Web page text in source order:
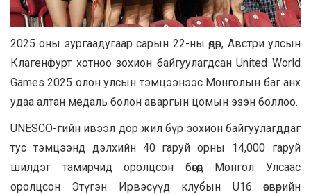
2025 оны зургаадугаар сарын 22-ны өдөр, Австри улсын
Клагенфурт хотноо зохион байгуулагдсан United World
Games 2025 олон улсын тэмцээнээс Монголын баг анх
удаа алтан медаль болон аваргын цомын эзэн боллоо.
UNESCO-гийн ивээл дор жил бүр зохион байгуулагддаг
тус тэмцээнд дэлхийн 40 гаруй орны 14,000 гаруй
шилдэг тамирчид оролцсон бөгөөд Монгол Улсаас
оролцсон Этүгэн Ирвэсүүд клубын U16 өсвөрийн